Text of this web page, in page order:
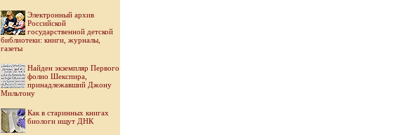
Электронный архив
Российской
государственной детской
библиотеки: книги, журналы,
газеты
Найден экземпляр Первого
фолио Шекспира,
принадлежавший Джону
Мильтону
Как в старинных книгах
биологи ищут ДНК